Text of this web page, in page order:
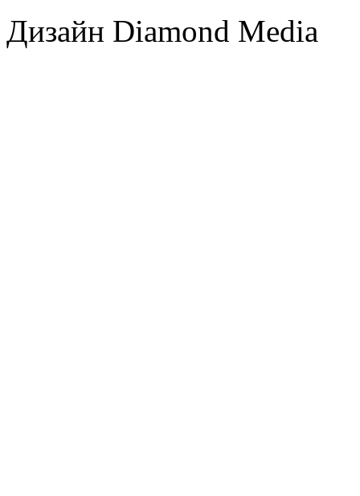
Дизайн Diamond Media